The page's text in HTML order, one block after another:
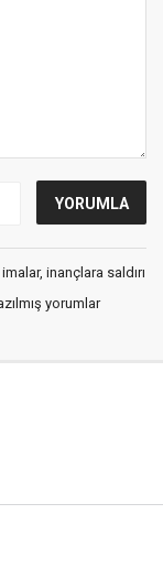
inançlara saldırı
yorumlar